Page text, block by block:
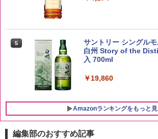
らめき 5kg 令和7年産
￥3,056
5
サントリー シングル
白州 Story of the
入 700ml
￥19,860
Amazonランキングをもっと
編集部のおすすめ記事